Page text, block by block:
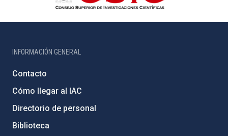
INFORMACIÓN GENERAL
Contacto
Cómo llegar al IAC
Directorio de personal
Biblioteca